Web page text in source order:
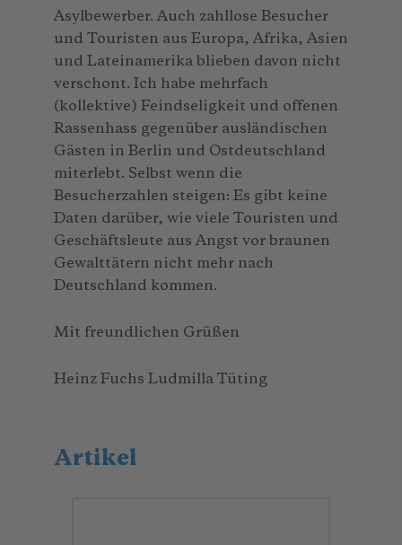
Asylbewerber. Auch zahllose Besucher
und Touristen aus Europa, Afrika, Asien
und Lateinamerika blieben davon nicht
verschont. Ich habe mehrfach
(kollektive) Feindseligkeit und offenen
Rassenhass gegenüber ausländischen
Gästen in Berlin und Ostdeutschland
miterlebt. Selbst wenn die
Besucherzahlen steigen: Es gibt keine
Daten darüber, wie viele Touristen und
Geschäftsleute aus Angst vor braunen
Gewalttätern nicht mehr nach
Deutschland kommen.
Mit freundlichen Grüßen
Heinz Fuchs Ludmilla Tüting
Artikel